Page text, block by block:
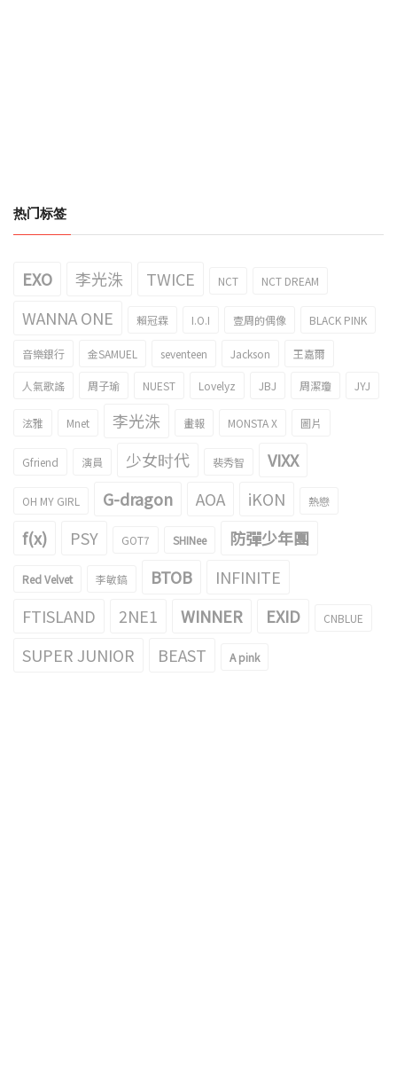
热门标签
EXO 李光洙 TWICE NCT NCT DREAM
WANNA ONE 賴冠霖 I.O.I 壹周的偶像 BLACK PINK
音樂銀行 金SAMUEL seventeen Jackson 王嘉爾
人氣歌謠 周子瑜 NUEST Lovelyz JBJ 周潔瓊 JYJ
泫雅 Mnet 李光洙 畫報 MONSTA X 圖片
Gfriend 演員 少女时代 裴秀智 VIXX
OH MY GIRL G-dragon AOA iKON 熱戀
f(x) PSY GOT7 SHINee 防彈少年團
Red Velvet 李敏鎬 BTOB
INFINITE
FTISLAND
2NE1 WINNER EXID CNBLUE
SUPER JUNIOR BEAST A pink